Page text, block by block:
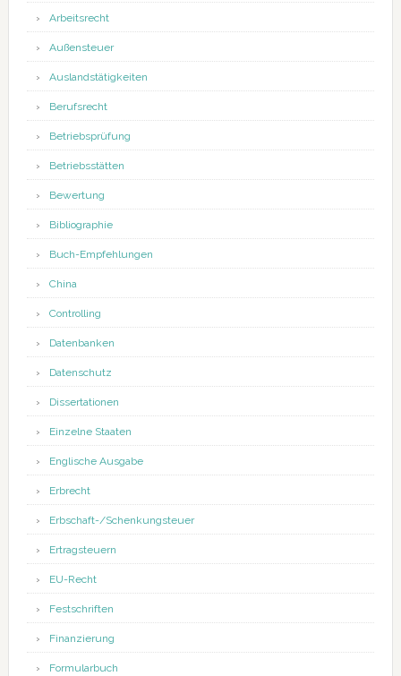
Arbeitsrecht
Außensteuer
Auslandstätigkeiten
Berufsrecht
Betriebsprüfung
Betriebsstätten
Bewertung
Bibliographie
Buch-Empfehlungen
China
Controlling
Datenbanken
Datenschutz
Dissertationen
Einzelne Staaten
Englische Ausgabe
Erbrecht
Erbschaft-/Schenkungsteuer
Ertragsteuern
EU-Recht
Festschriften
Finanzierung
Formularbuch